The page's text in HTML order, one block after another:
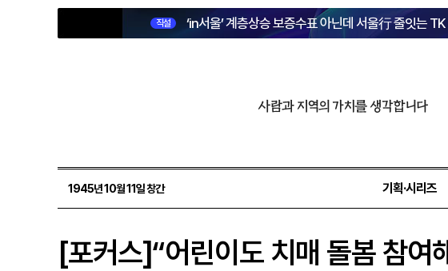
직설 ‘in서울’ 계층상승 보증수표 아닌데 서울行 줄잇는 TK
사람과 지역의 가치를 생각합니다
1945년 10월 11일 창간 기획·시리즈
[포커스]“어린이도 치매 돌봄 참여